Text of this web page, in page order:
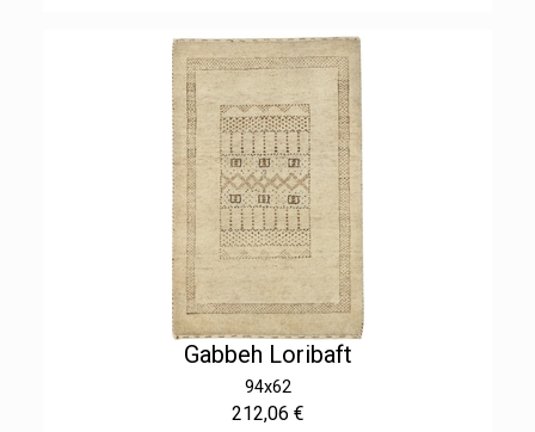
Gabbeh Loribaft
94x62
212,06 €